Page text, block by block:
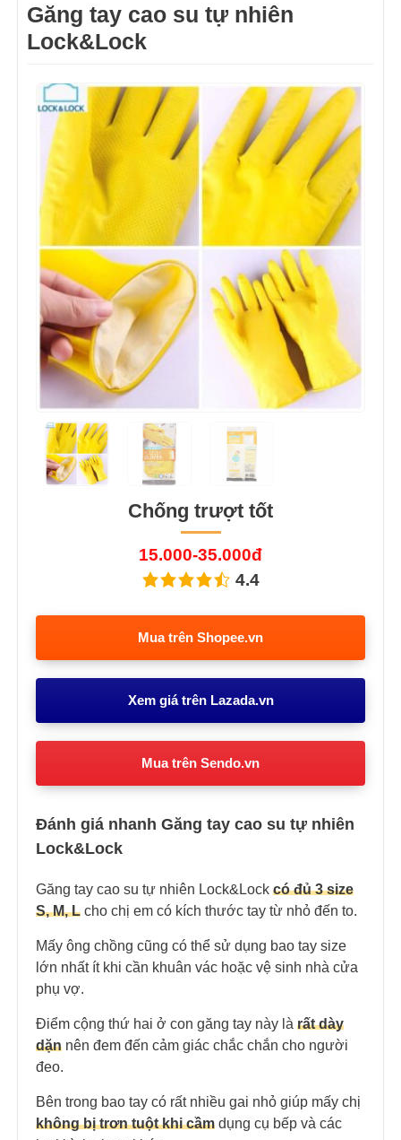
Găng tay cao su tự nhiên
Lock&Lock
Chống trượt tốt
15.000-35.000đ
4.4
Mua trên Shopee.vn
Xem giá trên Lazada.vn
Mua trên Sendo.vn
Đánh giá nhanh Găng tay cao su tự nhiên
Lock&Lock
Găng tay cao su tự nhiên Lock&Lock có đủ 3 size
S, M, L cho chị em có kích thước tay từ nhỏ đến to.
Mấy ông chồng cũng có thể sử dụng bao tay size
lớn nhất ít khi cần khuân vác hoặc vệ sinh nhà cửa
phụ vợ.
Điểm cộng thứ hai ở con găng tay này là rất dày
dặn nên đem đến cảm giác chắc chắn cho người
đeo.
Bên trong bao tay có rất nhiều gai nhỏ giúp mấy chị
không bị trơn tuột khi cầm dụng cụ bếp và các